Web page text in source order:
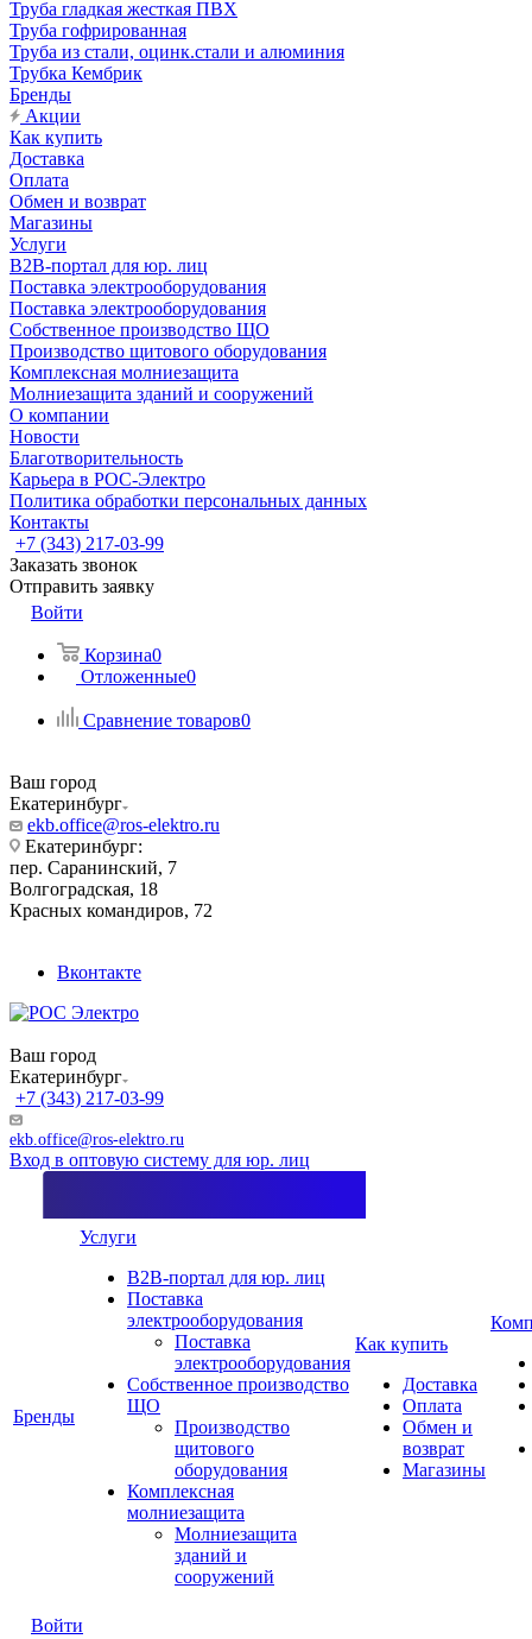
Труба гладкая жесткая ПВХ
Труба гофрированная
Труба из стали, оцинк.стали и алюминия
Трубка Кембрик
Бренды
Акции
Как купить
Доставка
Оплата
Обмен и возврат
Магазины
Услуги
B2B-портал для юр. лиц
Поставка электрооборудования
Поставка электрооборудования
Собственное производство ЩО
Производство щитового оборудования
Комплексная молниезащита
Молниезащита зданий и сооружений
О компании
Новости
Благотворительность
Карьера в РОС-Электро
Политика обработки персональных данных
Контакты
+7 (343) 217-03-99
Заказать звонок
Отправить заявку
Войти
Корзина0
Отложенные0
Сравнение товаров0
Ваш город
Екатеринбург
ekb.office@ros-elektro.ru
Екатеринбург:
пер. Саранинский, 7
Волгоградская, 18
Красных командиров, 72
Вконтакте
Ваш город
Екатеринбург
+7 (343) 217-03-99
ekb.office@ros-elektro.ru
Вход в оптовую систему для юр. лиц
Бренды
Услуги
B2B-портал для юр. лиц
Поставка
электрооборудования
Поставка
электрооборудования
Собственное производство
ЩО
Производство
щитового
оборудования
Комплексная
молниезащита
Молниезащита
зданий и
сооружений
Как купить
Доставка
Оплата
Обмен и
возврат
Магазины
Войти